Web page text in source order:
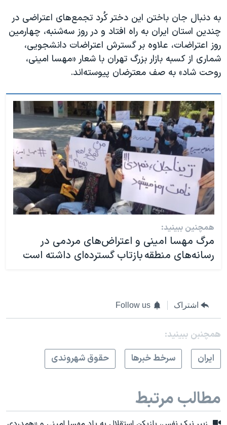
به دنبال جان باختن این دختر کُرد تجمع‌های اعتراضی در
چندین استان‌ ایران به راه افتاد و در روز سه‌شنبه، چهارمین
روز اعتراضات، علاوه بر گسترش اعتراضات دانشجویی،
شماری از کسبه بازار بزرگ تهران با شعار «مهسا امینی،
روحت شاد» به صف معترضان پیوسته‌اند.
همچنین ببینید:
مرگ مهسا امینی و اعتراض‌های مردمی در
رسانه‌های منطقه بازتاب گسترده‌ای داشته است
اشتراک Follow us
همچنبن ببینید:
ايران
سرخط خبرها حقوق شهروندی
مطالب مرتبط